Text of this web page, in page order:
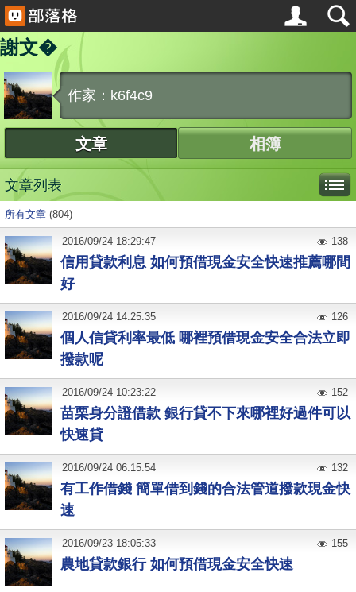
謝文�
作家：k6f4c9
文章 相簿
文章列表
所有文章 (804)
信用貸款利息 如何預借現金安全快速推薦哪間
好
2016/09/24 18:29:47 138
個人信貸利率最低 哪裡預借現金安全合法立即
撥款呢
2016/09/24 14:25:35 126
苗栗身分證借款 銀行貸不下來哪裡好過件可以
快速貸
2016/09/24 10:23:22 152
有工作借錢 簡單借到錢的合法管道撥款現金快
速
2016/09/24 06:15:54 132
農地貸款銀行 如何預借現金安全快速
2016/09/23 18:05:33 155